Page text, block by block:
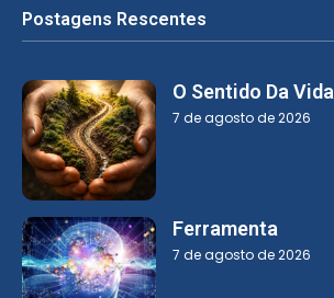
Postagens Rescentes
O Sentido Da Vida
7 de agosto de 2026
Ferramenta
7 de agosto de 2026